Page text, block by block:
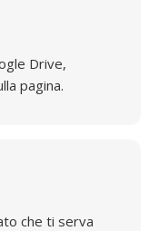
Drive,
pagina.
che ti serva